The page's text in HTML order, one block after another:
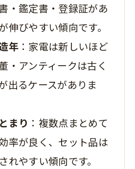
・鑑定書・登録証があ
伸びやすい傾向です。
年 ：家電は新しいほど
・アンティークは古く
出るケースがありま
まり ：複数点まとめて
率が良く、セット品は
れやすい傾向です。